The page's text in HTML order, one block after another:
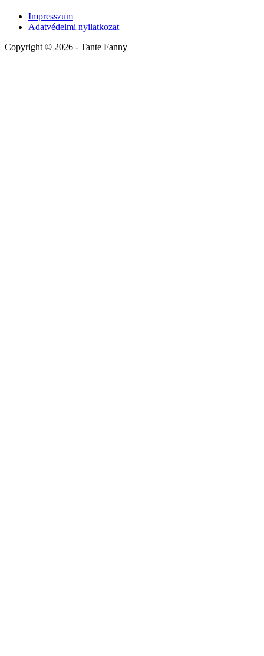
Impresszum
Adatvédelmi nyilatkozat
Copyright © 2026 - Tante Fanny